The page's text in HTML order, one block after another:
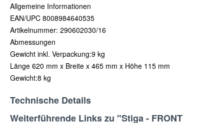
Allgemeine Informationen
EAN/UPC 8008984640535
Artikelnummer: 290602030/16
Abmessungen
Gewicht inkl. Verpackung:9 kg
Länge 620 mm x Breite x 465 mm x Höhe 115 mm
Gewicht:8 kg
Technische Details
Weiterführende Links zu "Stiga - FRONT